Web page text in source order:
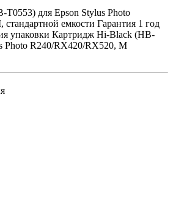
для Epson Stylus Photo
емкости Гарантия 1 год
упаковки Картридж Hi-Black (HB-
Photo R240/RX420/RX520, M